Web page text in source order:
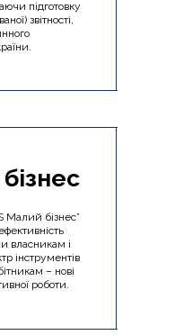
підготовку
звітності,
Малий бізнес”
власникам і
інструментів
– нові
роботи.